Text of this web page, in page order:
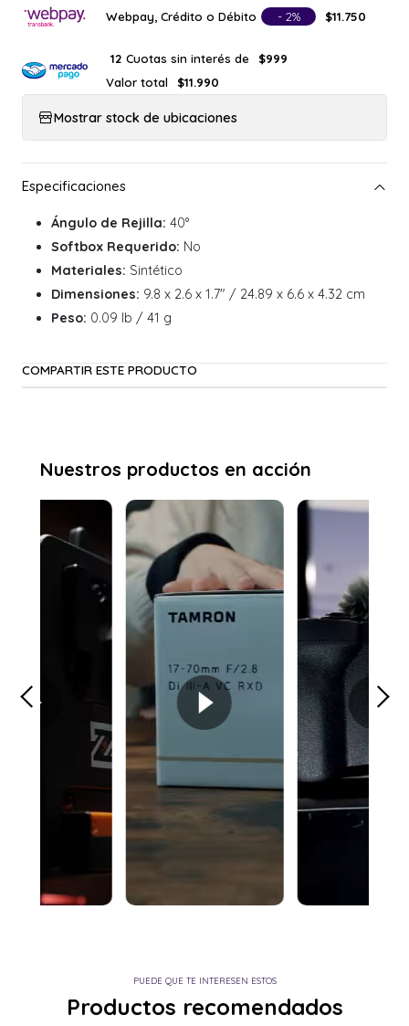
Webpay, Crédito o Débito - 2% $11.750
12 Cuotas sin interés de
$999
Valor total
$11.990
Mostrar stock de ubicaciones
Ángulo de Rejilla: 40°
Softbox Requerido: No
Materiales: Sintético
Dimensiones: 9.8 x 2.6 x 1.7" / 24.89 x 6.6 x 4.32 cm
Peso: 0.09 lb / 41 g
COMPARTIR ESTE PRODUCTO
PUEDE QUE TE INTERESEN ESTOS
Productos recomendados